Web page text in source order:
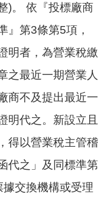
)。 依『投標廠商
』第3條第5項，
明者，為營業稅繳
之最近一期營業人
商不及提出最近一
明代之。新設立且
得以營業稅主管稽
代之」及同標準第
交換機構或受理